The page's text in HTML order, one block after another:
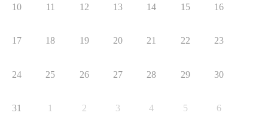
10 11 12 13 14 15 16
17 18 19 20 21 22 23
24 25 26 27 28 29 30
31 1 2 3 4 5 6